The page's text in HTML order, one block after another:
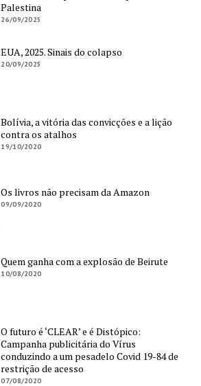
Palestina
26/09/2025
EUA, 2025. Sinais do colapso
20/09/2025
Bolívia, a vitória das convicções e a lição
contra os atalhos
19/10/2020
Os livros não precisam da Amazon
09/09/2020
Quem ganha com a explosão de Beirute
10/08/2020
O futuro é ‘CLEAR’ e é Distópico:
Campanha publicitária do Vírus
conduzindo a um pesadelo Covid 19-84 de
restrição de acesso
07/08/2020